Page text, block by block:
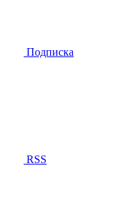
Подписка
RSS